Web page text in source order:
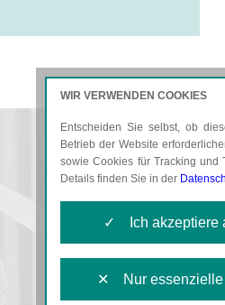
AKTUELLES
WIR VERWENDEN COOKIES
Entscheiden Sie selbst, ob
Betrieb der Website
sowie Cookies für Tracking und
Details finden Sie in der
✓ Ich akzeptiere
✕ Nur essenzielle